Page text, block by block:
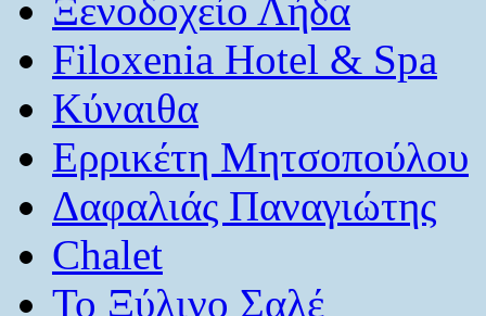
Ξενοδοχείο Λήδα
Filoxenia Hotel & Spa
Κύναιθα
Ερρικέτη Μητσοπούλου
Δαφαλιάς Παναγιώτης
Chalet
Το Ξύλινο Σαλέ